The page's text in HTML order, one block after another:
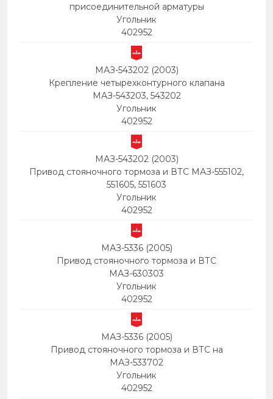
присоединительной арматуры
Угольник
402952
МАЗ-543202 (2003)
Крепление четырехконтурного клапана
МАЗ-543203, 543202
Угольник
402952
МАЗ-543202 (2003)
Привод стояночного тормоза и ВТС МАЗ-555102,
551605, 551603
Угольник
402952
МАЗ-5336 (2005)
Привод стояночного тормоза и ВТС
МАЗ-630303
Угольник
402952
МАЗ-5336 (2005)
Привод стояночного тормоза и ВТС на
МАЗ-533702
Угольник
402952